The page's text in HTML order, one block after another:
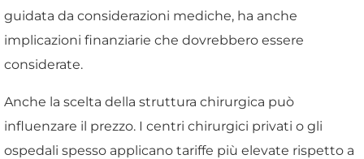
guidata da considerazioni mediche, ha anche
implicazioni finanziarie che dovrebbero essere
considerate.
Anche la scelta della struttura chirurgica può
influenzare il prezzo. I centri chirurgici privati o gli
ospedali spesso applicano tariffe più elevate rispetto a